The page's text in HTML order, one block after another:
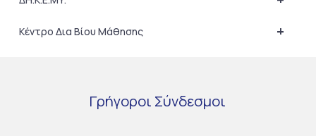
+
Κέντρο Δια Βίου Μάθησης
Γρήγοροι Σύνδεσμοι